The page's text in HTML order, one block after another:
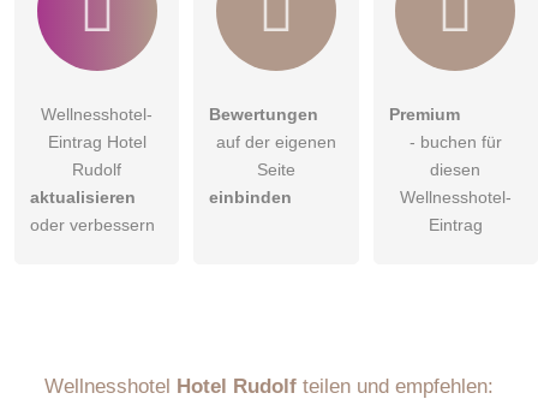
Schäfchen zu zählen. Zählen Sie lieber die Bergspitzen des
Ahrntals und der Zillertaler Alpen, die Sie direkt vom Bett aus
sehen. Träume vom nächsten Outdoor-Abenteuer sind damit
sowieso garantiert. Edles Holz, feine Stoffe und besondere
Details runden das Wohlgefühl ab.
Wellnesshotel-
Eintrag Hotel
Rudolf
aktualisieren
oder verbessern
Bewertungen
auf der eigenen
Seite
einbinden
Premium
- buchen für
diesen
Wellnesshotel-
Eintrag
Wellnesshotel Hotel Rudolf teilen und empfehlen: